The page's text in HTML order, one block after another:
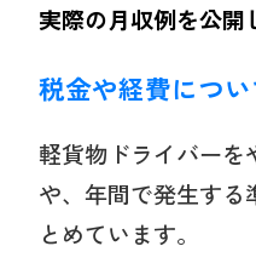
実際の月収例を公開
税金や経費につい
軽貨物ドライバーを
や、年間で発生する
とめています。